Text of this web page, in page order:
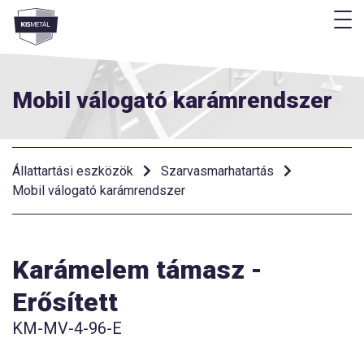
Menü
Mobil válogató karámrendszer
Állattartási eszközök
Szarvasmarhatartás
Mobil válogató karámrendszer
Karámelem támasz -
Erősített
KM-MV-4-96-E